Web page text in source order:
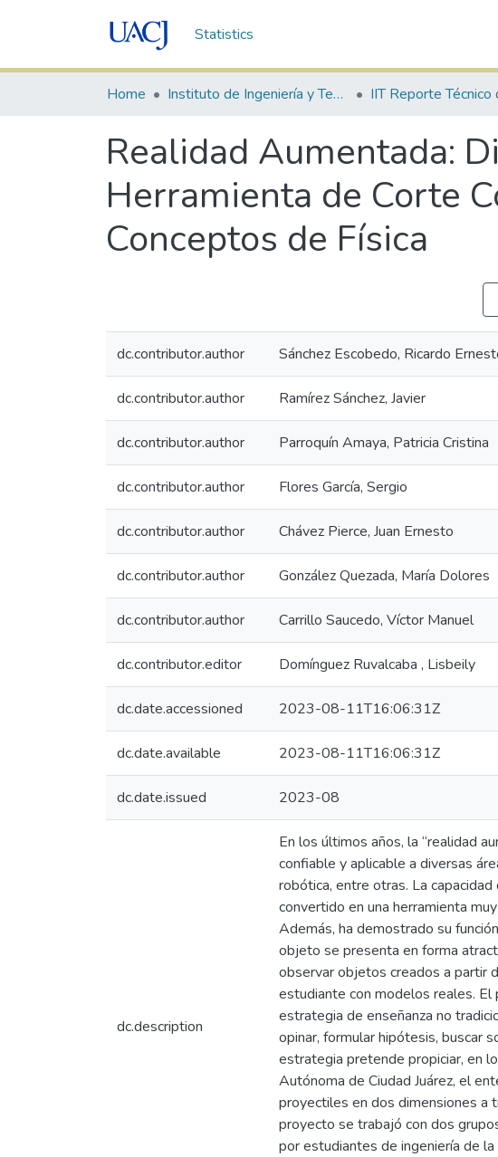
Statistics
Home Instituto de Ingeniería y Tecnología
Realidad Aumentada:
Herramienta de Corte
Conceptos de Física
dc.contributor.author Sánchez Escobedo, Ricardo
dc.contributor.author Ramírez Sánchez, Javier
dc.contributor.author Parroquín Amaya, Patricia Cristina
dc.contributor.author Flores García, Sergio
dc.contributor.author Chávez Pierce, Juan Ernesto
dc.contributor.author González Quezada, María Dolores
dc.contributor.author Carrillo Saucedo, Víctor Manuel
dc.contributor.editor Domínguez Ruvalcaba , Lisbeily
dc.date.accessioned 2023-08-11T16:06:31Z
dc.date.available 2023-08-11T16:06:31Z
dc.date.issued 2023-08
dc.description
En los últimos años, la “realidad
confiable y aplicable a diversas
robótica, entre otras. La
convertido en una herramienta
Además, ha demostrado su
objeto se presenta en forma
observar objetos creados a partir
estudiante con modelos reales.
estrategia de enseñanza no
opinar, formular hipótesis, buscar
estrategia pretende propiciar, en
Autónoma de Ciudad Juárez, el
proyectiles en dos dimensiones a
proyecto se trabajó con dos
por estudiantes de ingeniería de